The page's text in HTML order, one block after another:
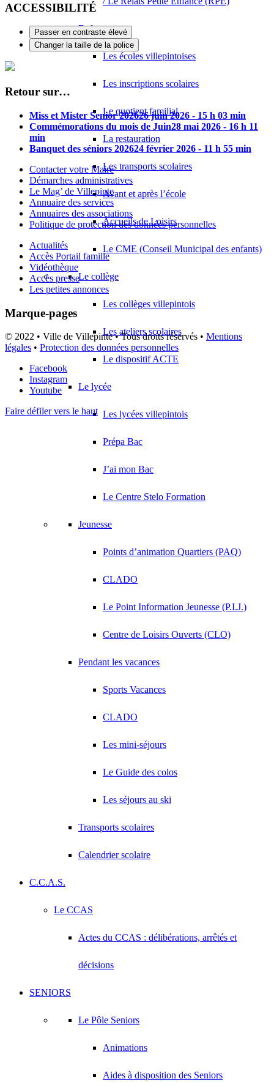
Enfance
Les écoles villepintoises
Les inscriptions scolaires
Le quotient familial
La restauration
Les transports scolaires
Avant et après l’école
Accueils de Loisirs
Le CME (Conseil Municipal des enfants)
Le collège
Les collèges villepintois
Les ateliers scolaires
Le dispositif ACTE
Le lycée
Les lycées villepintois
Prépa Bac
J’ai mon Bac
Le Centre Stelo Formation
Jeunesse
Points d’animation Quartiers (PAQ)
CLADO
Le Point Information Jeunesse (P.I.J.)
Centre de Loisirs Ouverts (CLO)
Pendant les vacances
Sports Vacances
CLADO
Les mini-séjours
Le Guide des colos
Les séjours au ski
Transports scolaires
Calendrier scolaire
C.C.A.S.
Le CCAS
Actes du CCAS : délibérations, arrêtés et
décisions
SENIORS
Le Pôle Seniors
Animations
Aides à disposition des Seniors
ACCESSIBILITÉ
Passer en contraste élevé
Changer la taille de la police
Retour sur…
Miss et Mister Senior 202626 juin 2026 - 15 h 03 min
Commémorations du mois de Juin28 mai 2026 - 16 h 11
min
Banquet des séniors 202624 février 2026 - 11 h 55 min
Contacter votre Maire
Démarches administratives
Le Mag’ de Villepinte
Annuaire des services
Annuaires des associations
Politique de protection des données personnelles
Actualités
Accès Portail famille
Vidéothèque
Accès presse
Les petites annonces
Marque-pages
© 2022 • Ville de Villepinte • Tous droits réservés • Mentions
légales • Protection des données personnelles
Facebook
Instagram
Youtube
Faire défiler vers le haut